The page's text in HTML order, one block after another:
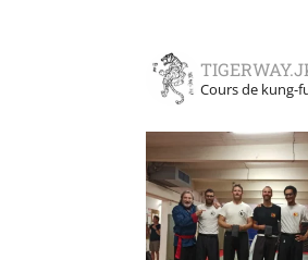
Cours de kung-